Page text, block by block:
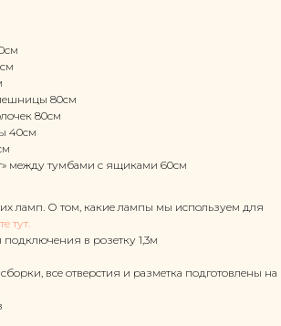
80см
80см
40см
между тумбами с ящиками 60см
ламп. О том, какие лампы мы используем для
тут.
в розетку 1,3м
все отверстия и разметка подготовлены на